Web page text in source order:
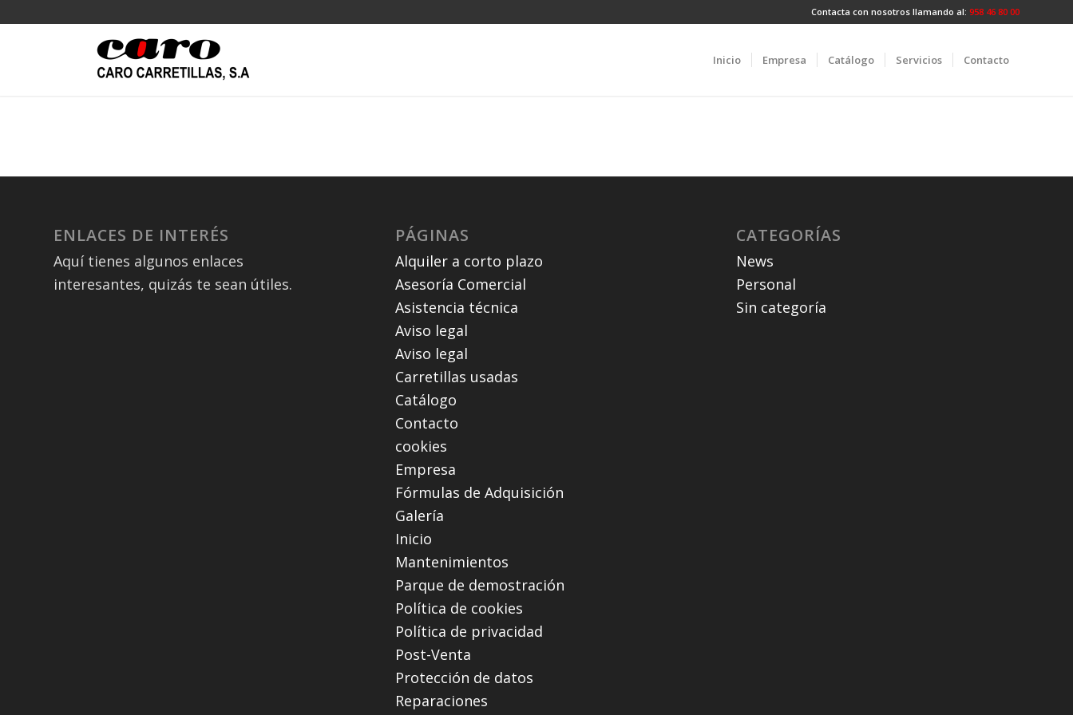
Contacta con nosotros llamando al: 958 46 80 00
Inicio Empresa Catálogo Servicios Contacto
ENLACES DE INTERÉS
Aquí tienes algunos enlaces
interesantes, quizás te sean útiles.
PÁGINAS
Alquiler a corto plazo
Asesoría Comercial
Asistencia técnica
Aviso legal
Aviso legal
Carretillas usadas
Catálogo
Contacto
cookies
Empresa
Fórmulas de Adquisición
Galería
Inicio
Mantenimientos
Parque de demostración
Política de cookies
Política de privacidad
Post-Venta
Protección de datos
Reparaciones
CATEGORÍAS
News
Personal
Sin categoría